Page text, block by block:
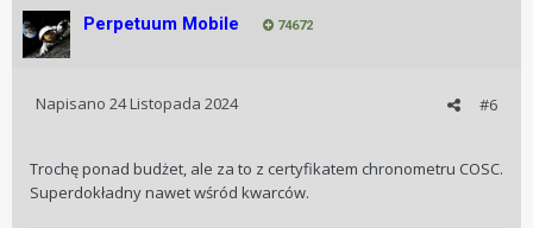
Perpetuum Mobile 74672
#6
Napisano 24 Listopada 2024
Trochę ponad budżet, ale za to z certyfikatem chronometru COSC.
Superdokładny nawet wśród kwarców.